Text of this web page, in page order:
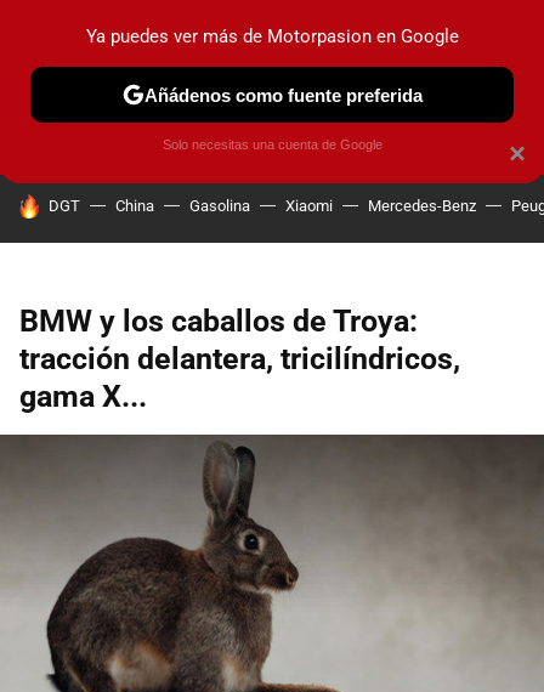
PRUEBAS COCHES ELÉCTRICOS OBSERVATORIO
HOY SE HABLA DE
DGT China Gasolina Xiaomi Mercedes-Benz
BMW y los caballos de Troya:
tracción delantera, tricilíndricos,
gama X...
×
Ya puedes ver más de Motorpasion en Google
Añádenos como fuente preferida
Solo necesitas una cuenta de Google